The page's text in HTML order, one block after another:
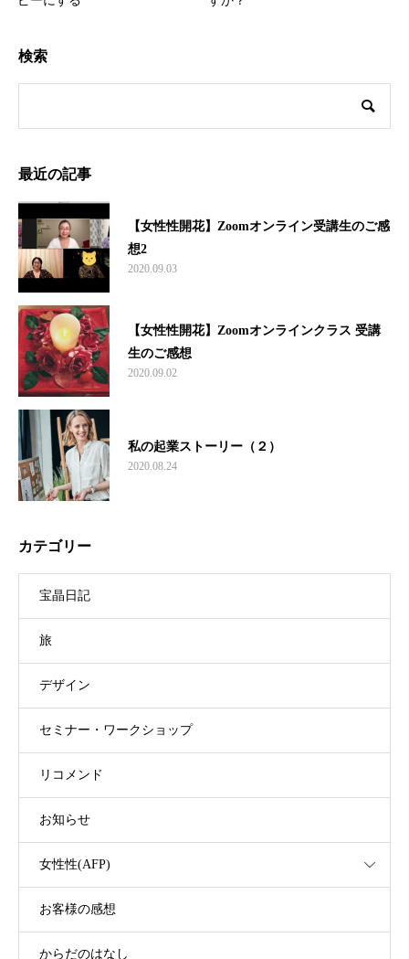
検索
最近の記事
【女性性開花】Zoomオンライン受講生のご感
想2
2020.09.03
【女性性開花】Zoomオンラインクラス 受講
生のご感想
2020.09.02
私の起業ストーリー（２）
2020.08.24
カテゴリー
宝晶日記
旅
デザイン
セミナー・ワークショップ
リコメンド
お知らせ
女性性(AFP)
お客様の感想
からだのはなし